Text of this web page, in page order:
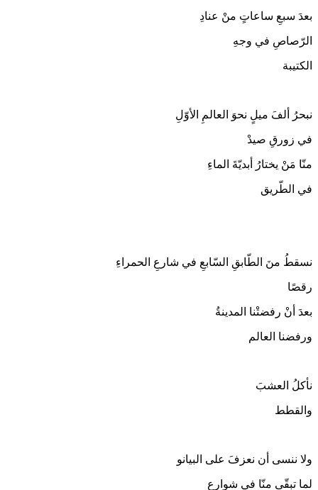
بعدَ سبعِ ساعاتٍ منْ عنادِ
الرّصاصِ في وجهِ
الكتيبة
نبحرُ ألفَ ميلٍ نحوَ العالمِ الأوّلِ
في زورقِ صيدْ
منّا مَنْ يختارُ أبديّةَ الماءِ
في الطّريق
نسقطُ منَ الطّابقِ السّابعِ في شارعِ الحمراءِ
رقصًا
بعدَ أنْ رفضتْنا المدينةُ
ورفضنا العالم
نأكلُ العشبَ
والقطط
ولا ننسى أن نعزفَ على البيانو
لما تبقّى منّا في شوارعِ